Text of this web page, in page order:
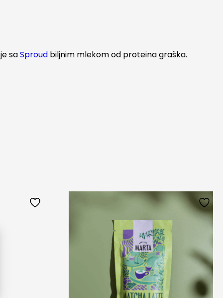
saSproud biljnim mlekom od proteina graška.